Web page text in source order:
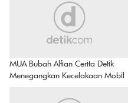
MUA Bubah Alfian Cerita Detik
Menegangkan Kecelakaan Mobil